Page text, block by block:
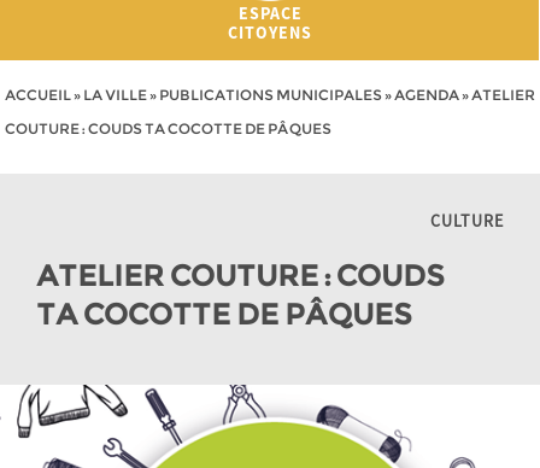
ESPACE
CITOYENS
ACCUEIL» LA VILLE» PUBLICATIONS MUNICIPALES»AGENDA»ATELIER
COUTURE : COUDS TA COCOTTE DE PÂQUES
CULTURE
ATELIER COUTURE : COUDS
TA COCOTTE DE PÂQUES